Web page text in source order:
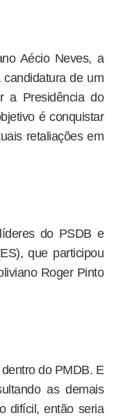
Aécio Neves, a
de um
a Presidência do
é conquistar
retaliações em
do PSDB e
que participou
Roger Pinto
do PMDB. E
as demais
difícil, então seria